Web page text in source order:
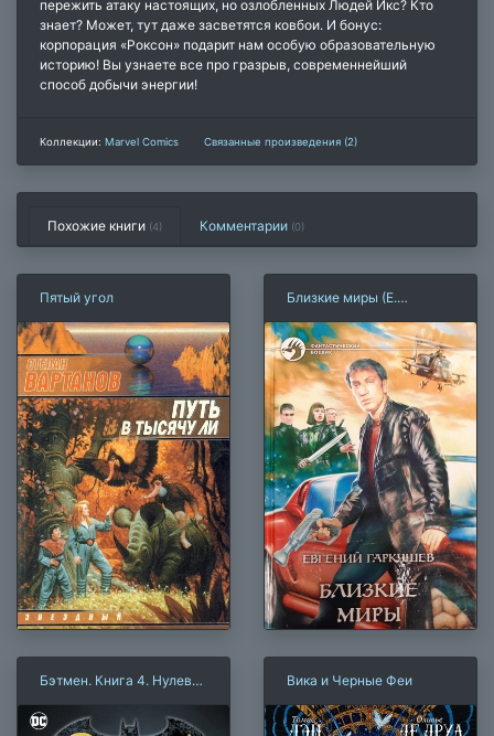
пережить атаку настоящих, но озлобленных Людей Икс? Кто
знает? Может, тут даже засветятся ковбои. И бонус:
корпорация «Роксон» подарит нам особую образовательную
историю! Вы узнаете все про гразрыв, современнейший
способ добычи энергии!
Коллекции: Marvel Comics Связанные произведения (2)
Похожие книги (4) Комментарии (0)
Пятый угол
Близкие миры (Е.
Бэтмен. Книга 4. Нулевой
Вика и Черные Феи